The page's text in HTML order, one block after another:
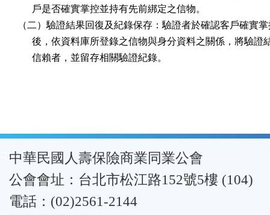
      戶是否確實掌控並持有先前綁定之信物。
（二）驗證結果回復及紀錄保存：驗證者於確認客戶確實
後，依資料庫所登錄之信物與身分資料之關係，將驗證
      信賴者，並留存相關驗證紀錄。
:::中華民國人壽保險商業同業公會
公會會址：台北市松江路152號5樓 (104)
電話：(02)2561-2144